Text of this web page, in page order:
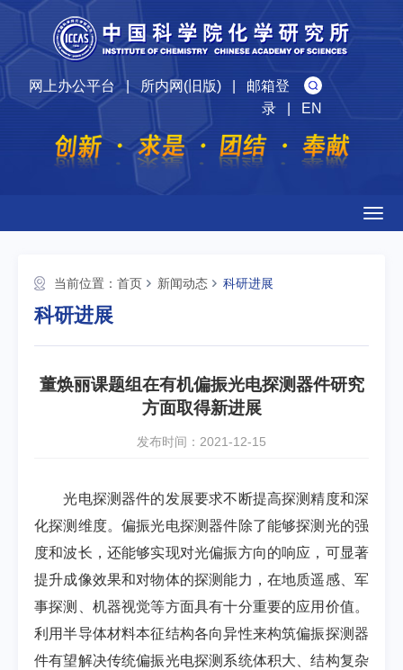
网上办公平台|所内网(旧版)| 邮箱登
录| EN
当前位置： 首页 新闻动态 科研进展
科研进展
董焕丽课题组在有机偏振光电探测器件研究
方面取得新进展
发布时间：2021-12-15
光电探测器件的发展要求不断提高探测精度和深
化探测维度。偏振光电探测器件除了能够探测光的强
度和波长，还能够实现对光偏振方向的响应，可显著
提升成像效果和对物体的探测能力，在地质遥感、军
事探测、机器视觉等方面具有十分重要的应用价值。
利用半导体材料本征结构各向异性来构筑偏振探测器
件有望解决传统偏振光电探测系统体积大、结构复杂